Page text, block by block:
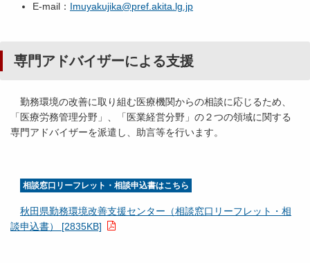
E-mail： Imuyakujika@pref.akita.lg.jp
専門アドバイザーによる支援
勤務環境の改善に取り組む医療機関からの相談に応じるため、
「医療労務管理分野」、「医業経営分野」の２つの領域に関する
専門アドバイザーを派遣し、助言等を行います。
相談窓口リーフレット・相談申込書はこちら
秋田県勤務環境改善支援センター（相談窓口リーフレット・相
談申込書） [2835KB]